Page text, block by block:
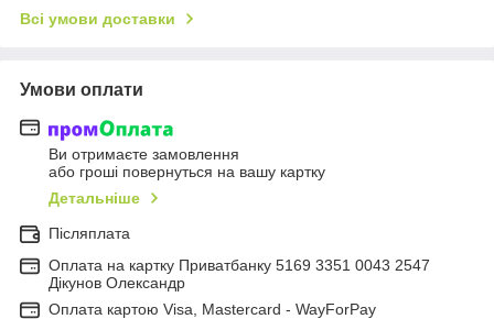
Всі умови доставки
Умови оплати
Ви отримаєте замовлення
або гроші повернуться на вашу картку
Детальніше
Післяплата
Оплата на картку Приватбанку 5169 3351 0043 2547
Дікунов Олександр
Оплата картою Visa, Mastercard - WayForPay